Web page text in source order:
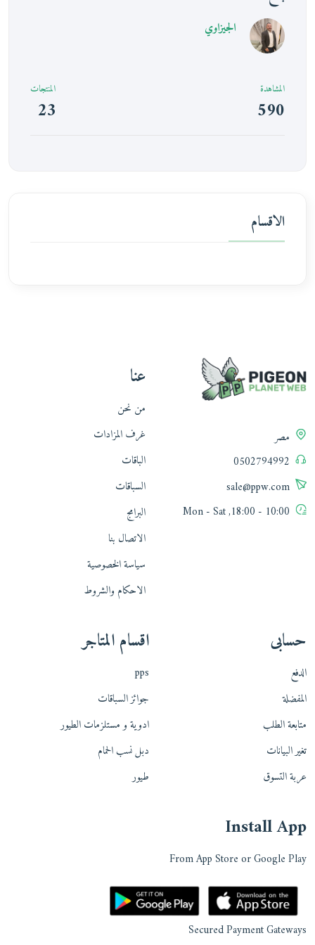
الجيزاوي
المشاهدة
590
المنتجات
23
الاقسام
مصر
0502794992
sale@ppw.com
10:00 - 18:00, Mon - Sat
عنا
من نحن
غرف المزادات
الباقات
السباقات
البرامج
الاتصال بنا
سياسة الخصوصية
الاحكام والشروط
حسابى
الدفع
المفضلة
متابعة الطلب
تغير البيانات
عربة التسوق
اقسام المتاجر
pps
جوائز السباقات
ادوية و مستلزمات الطيور
دبل نسب الحمام
طيور
Install App
From App Store or Google Play
Secured Payment Gateways